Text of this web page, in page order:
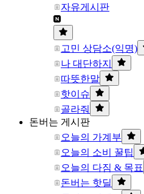
자유게시판
고민 상담소(익명)
나 대단하지
따뜻한말
핫이슈
골라줘
돈버는 게시판
오늘의 가계부
오늘의 소비 꿀팁
오늘의 다짐 & 목표
돈버는 핫딜